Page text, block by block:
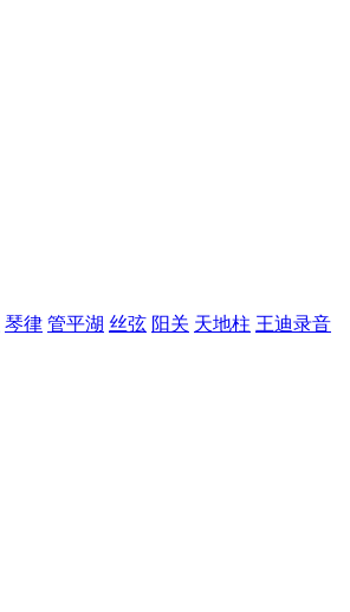
琴律 管平湖 丝弦 阳关 天地柱 王迪录音